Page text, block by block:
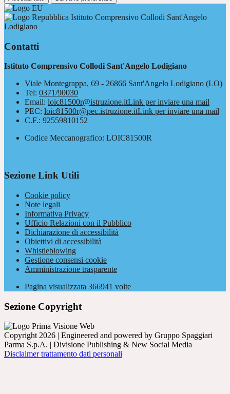
Istituto Comprensivo Collodi Sant'Angelo
Lodigiano
Contatti
Istituto Comprensivo Collodi Sant'Angelo Lodigiano
Viale Montegrappa, 69 - 26866 Sant'Angelo Lodigiano (LO)
Tel: 0371/90030
Email: loic81500r@istruzione.itLink per inviare una mail
PEC: loic81500r@pec.istruzione.itLink per inviare una mail
C.F.: 92559810152
Codice Meccanografico: LOIC81500R
Sezione Link Utili
Cookie policy
Note legali
Informativa Privacy
Ufficio Relazioni con il Pubblico
Dichiarazione di accessibilità
Obiettivi di accessibilità
Whistleblowing
Gestione consensi cookie
Amministrazione trasparente
Pagina visualizzata 366941 volte
Sezione Copyright
Copyright 2026 | Engineered and powered by Gruppo Spaggiari
Parma S.p.A. | Divisione Publishing & New Social Media
Disclaimer trattamento dati personali